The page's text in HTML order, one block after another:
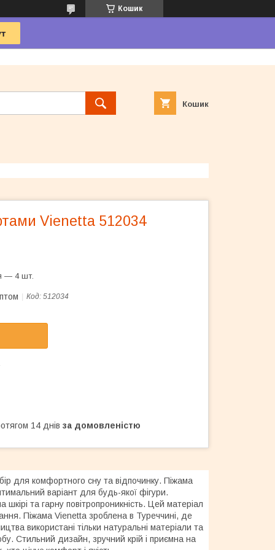
Кошик
Кошик
Vienetta 512034
— 4 шт.
Код: 512034
14 днів за домовленістю
для комфортного сну та відпочинку. Піжама
варіант для будь-якої фігури.
та гарну повітропроникність. Цей матеріал
Піжама Vienetta зроблена в Туреччині, де
використані тільки натуральні матеріали та
Стильний дизайн, зручний крій і приємна на